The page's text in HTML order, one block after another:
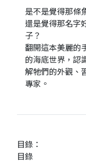
是不是覺得那條
還是覺得那名字
子？
翻開這本美麗的
的海底世界，認
解牠們的外觀、
專家。
目錄：
目錄